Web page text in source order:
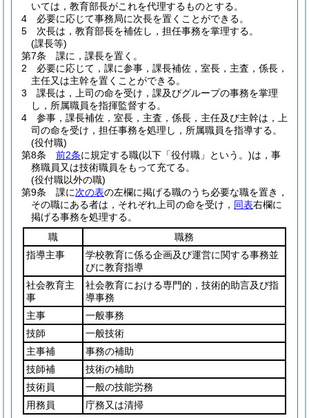
いては，教育部長がこれを代理するものとする。
4
必要に応じて事務局に次長を置くことができる。
5
次長は，教育部長を補佐し，担任事務を掌理する。
(課長等)
第7条
課に，課長を置く。
2
必要に応じて，課に参事，課長補佐，室長，主査，係長，
主任又は主幹を置くことができる。
3
課長は，上司の命を受け，課及びグループの事務を掌理
し，所属職員を指揮監督する。
4
参事，課長補佐，室長，主査，係長，主任及び主幹は，上
司の命を受け，担任事務を処理し，所属職員を指導する。
(役付職)
第8条
前2条に規定する職(以下「役付職」という。)は，事
務職員又は技術職員をもって充てる。
(役付職以外の職)
第9条
課に次の表の左欄に掲げる職のうち必要な職を置き，
その職にある者は，それぞれ上司の命を受け， 同表右欄に
掲げる事務を処理する。
職
職務
指導主事
学校教育に係る企画及び運営に関する事務並
びに教育指導
社会教育主
事
社会教育における専門的，技術的助言及び指
導事務
主事
一般事務
技師
一般技術
主事補
事務の補助
技師補
技術の補助
技術員
一般の技能労務
用務員
庁務又は清掃